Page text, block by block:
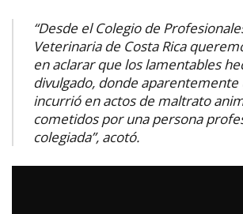
“Desde el Colegio de
Veterinaria de Costa Rica
en aclarar que los lamentables
divulgado, donde
incurrió en actos de maltrato
cometidos por una persona
colegiada”, acotó.